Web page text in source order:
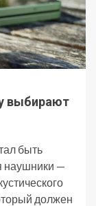
выбирают
быть
наушники —
должен